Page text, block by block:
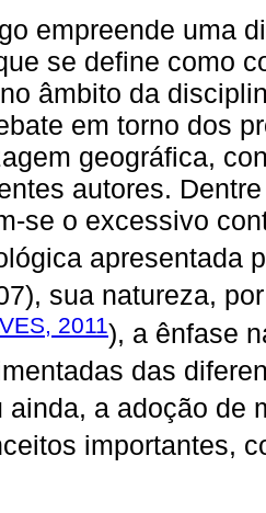
empreende uma
se define como
âmbito da
em torno dos
geográfica,
autores.
se o excessivo
apresentada
sua natureza,
2011), a ênfase
das
ainda, a adoção de
importantes,